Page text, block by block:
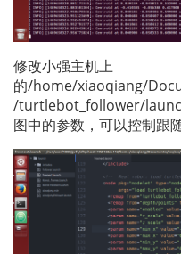
修改小强主机上
的/home/xiaoqiang/
/turtlebot_follower/
图中的参数，可以控制跟